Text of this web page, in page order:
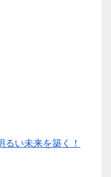
い未来を築く！